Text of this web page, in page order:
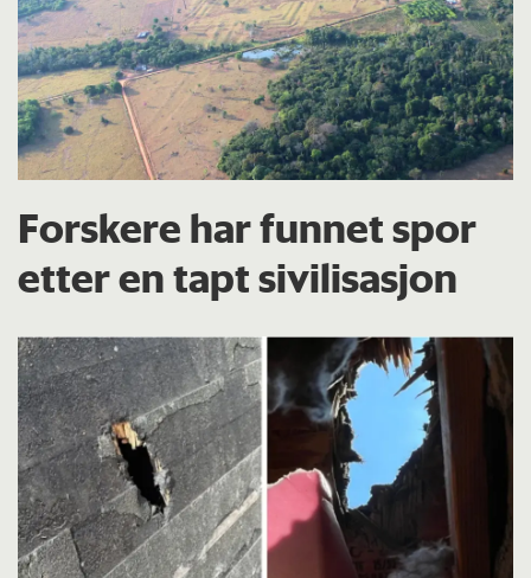
Forskere har funnet spor
etter en tapt sivilisasjon